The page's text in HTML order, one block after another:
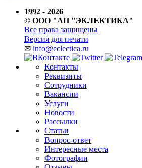
1992 - 2026
© ООО "АП "ЭКЛЕКТИКА"
Все права защищены
Версия для печати
✉ info@eclectica.ru
Контакты
Реквизиты
Сотрудники
Вакансии
Услуги
Новости
Рассылки
Статьи
Вопрос-ответ
Интересные места
Фотографии